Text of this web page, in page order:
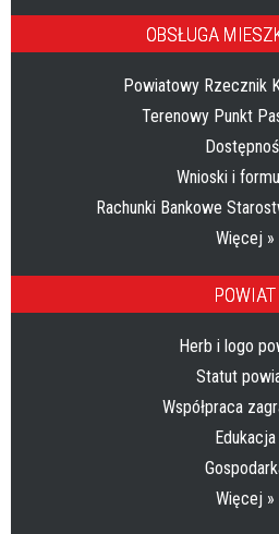
OBSŁUGA
Powiatowy Rzecznik
Terenowy Punkt
Wnioski i
Rachunki Bankowe
Więcej »
POWIAT
Herb i logo
Statut
Współpraca
Edukacja
Więcej »